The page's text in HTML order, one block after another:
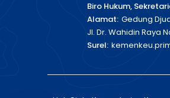
Biro Hukum,
Alamat: Gedung
Jl. Dr. Wahidin Raya
Surel: